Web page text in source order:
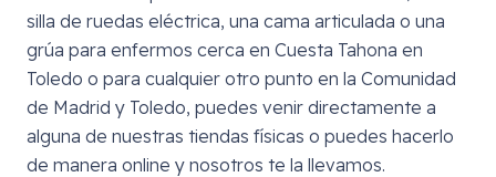
silla de ruedas eléctrica, una cama articulada o una
grúa para enfermos cerca en Cuesta Tahona en
Toledo o para cualquier otro punto en la Comunidad
de Madrid y Toledo, puedes venir directamente a
alguna de nuestras tiendas físicas o puedes hacerlo
de manera online y nosotros te la llevamos.